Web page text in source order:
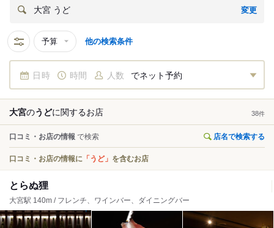
大宮 うど 変更
予算 他の検索条件
日時 時間 人数 でネット予約
大宮のうどに関するお店 38件
口コミ・お店の情報 で検索 店名で検索する
口コミ・お店の情報に 「うど」 を含むお店
とらぬ狸
大宮駅 140m / フレンチ、ワインバー、ダイニングバー